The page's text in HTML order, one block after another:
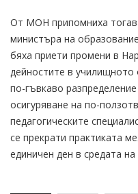
От МОН припомниха
министъра на
бяха приети промени в
дейностите в училищното
по-гъвкаво
осигуряване на по-
педагогическите
се прекрати практиката
единичен ден в средата